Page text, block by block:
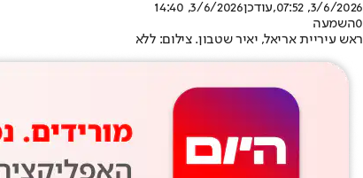
3/6/2026, 07:52
,עודכן3/6/2026, 14:40
0השמעה
ראש עיריית אריאל, יאיר שטבון. צילום: ללא